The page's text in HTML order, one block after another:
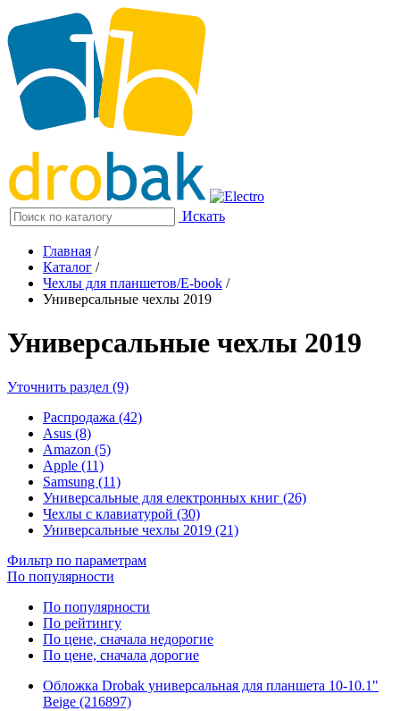
Искать
Главная /
Каталог /
Чехлы для планшетов/E-book /
Универсальные чехлы 2019
Универсальные чехлы 2019
Уточнить раздел (9)
Распродажа (42)
Asus (8)
Amazon (5)
Apple (11)
Samsung (11)
Универсальные для електронных книг (26)
Чехлы с клавиатурой (30)
Универсальные чехлы 2019 (21)
Фильтр по параметрам
По популярности
По популярности
По рейтингу
По цене, сначала недорогие
По цене, сначала дорогие
Обложка Drobak универсальная для планшета 10-10.1"
Beige (216897)